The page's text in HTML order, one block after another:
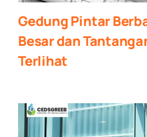
Gedung Pintar
Besar dan
Terlihat